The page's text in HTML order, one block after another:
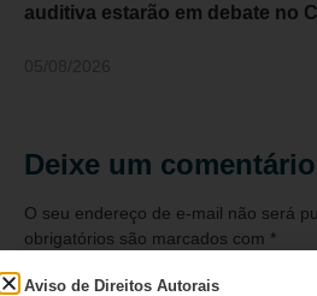
auditiva estarão em debate no
Deixe um comentário
O seu endereço de e-mail não será
obrigatórios são marcados com *
Aviso de Direitos Autorais